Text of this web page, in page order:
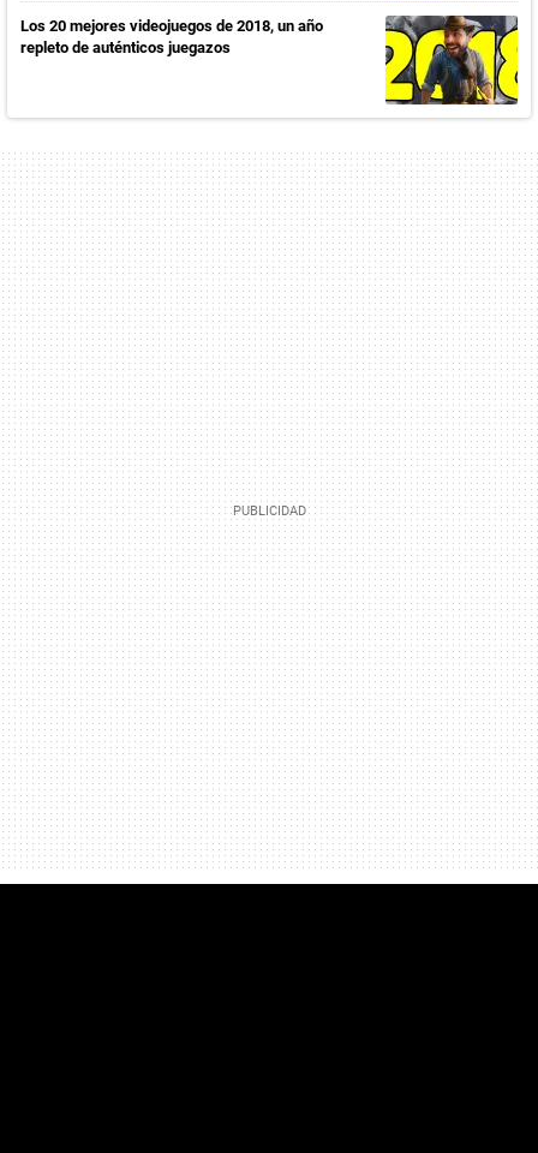
Los 20 mejores videojuegos de 2018, un año
repleto de auténticos juegazos